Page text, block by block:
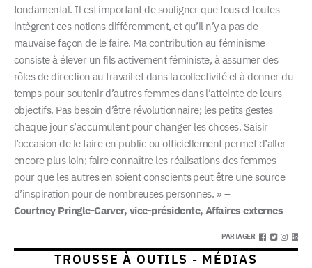
fondamental. Il est important de souligner que tous et toutes
intègrent ces notions différemment, et qu’il n’y a pas de
mauvaise façon de le faire. Ma contribution au féminisme
consiste à élever un fils activement féministe, à assumer des
rôles de direction au travail et dans la collectivité et à donner du
temps pour soutenir d’autres femmes dans l’atteinte de leurs
objectifs. Pas besoin d’être révolutionnaire; les petits gestes
chaque jour s’accumulent pour changer les choses. Saisir
l’occasion de le faire en public ou officiellement permet d’aller
encore plus loin; faire connaître les réalisations des femmes
pour que les autres en soient conscients peut être une source
d’inspiration pour de nombreuses personnes. » –
Courtney Pringle-Carver, vice-présidente, Affaires externes
PARTAGER
TROUSSE À OUTILS - MÉDIAS